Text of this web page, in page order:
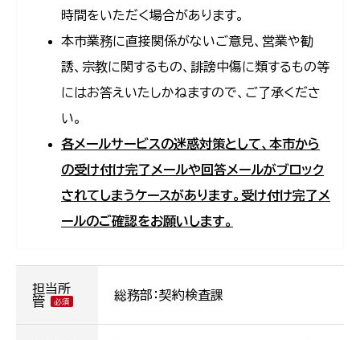
時間をいただく場合があります。
本市業務に直接関係がないご意見、営業や勧
誘、宗教に関するもの、誹謗中傷に類するもの等
にはお答えいたしかねますので、ご了承くださ
い。
各メールサービスの迷惑対策として、本市から
の受け付け完了メールや回答メールがブロック
されてしまうケースがあります。受け付け完了メ
ールのご確認をお願いします。
担当所
管
総務部：契約検査課